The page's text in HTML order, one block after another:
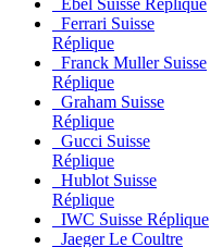
Ebel Suisse Réplique
Ferrari Suisse
Réplique
Franck Muller Suisse
Réplique
Graham Suisse
Réplique
Gucci Suisse
Réplique
Hublot Suisse
Réplique
IWC Suisse Réplique
Jaeger Le Coultre